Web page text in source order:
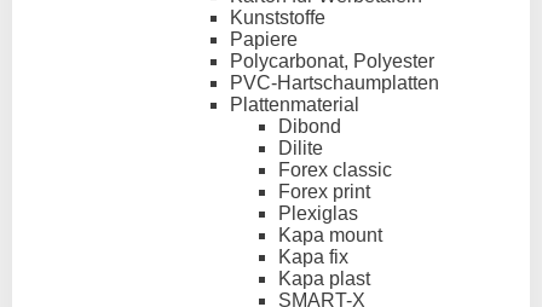
Kunststoffe
Papiere
Polycarbonat, Polyester
PVC-Hartschaumplatten
Plattenmaterial
Dibond
Dilite
Forex classic
Forex print
Plexiglas
Kapa mount
Kapa fix
Kapa plast
SMART-X